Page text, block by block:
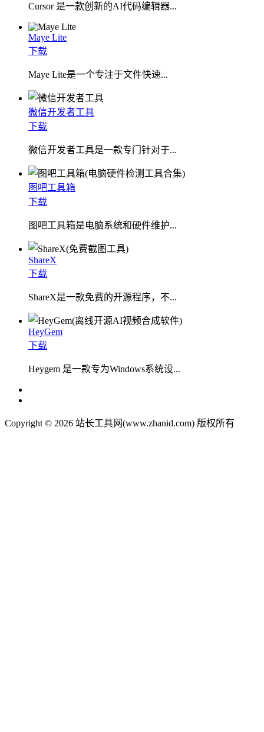
Cursor 是一款创新的AI代码编辑器...
Maye Lite
下载
​Maye Lite是一个专注于文件快速...
微信开发者工具
下载
微信开发者工具是一款专门针对于...
图吧工具箱
下载
图吧工具箱是电脑系统和硬件维护...
ShareX
下载
ShareX是一款免费的开源程序，不...
HeyGem
下载
Heygem 是一款专为Windows系统设...
Copyright © 2026 站长工具网(www.zhanid.com) 版权所有